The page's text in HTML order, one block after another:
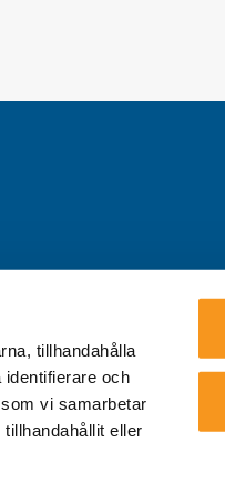
tillhandahålla
och
vi samarbetar
eller